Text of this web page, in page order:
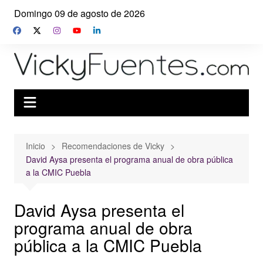
Saltar
contenido
Domingo 09 de agosto de 2026
Inicio
Recomendaciones de Vicky
David Aysa presenta el programa anual de obra pública
a la CMIC Puebla
David Aysa presenta el
programa anual de obra
pública a la CMIC Puebla